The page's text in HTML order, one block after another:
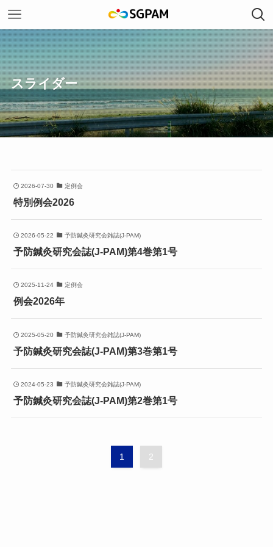
スライダー
2026-07-30 定例会
特別例会2026
2026-05-22 予防鍼灸研究会雑誌(J-PAM)
予防鍼灸研究会誌(J-PAM)第4巻第1号
2025-11-24 定例会
例会2026年
2025-05-20 予防鍼灸研究会雑誌(J-PAM)
予防鍼灸研究会誌(J-PAM)第3巻第1号
2024-05-23 予防鍼灸研究会雑誌(J-PAM)
予防鍼灸研究会誌(J-PAM)第2巻第1号
1 2